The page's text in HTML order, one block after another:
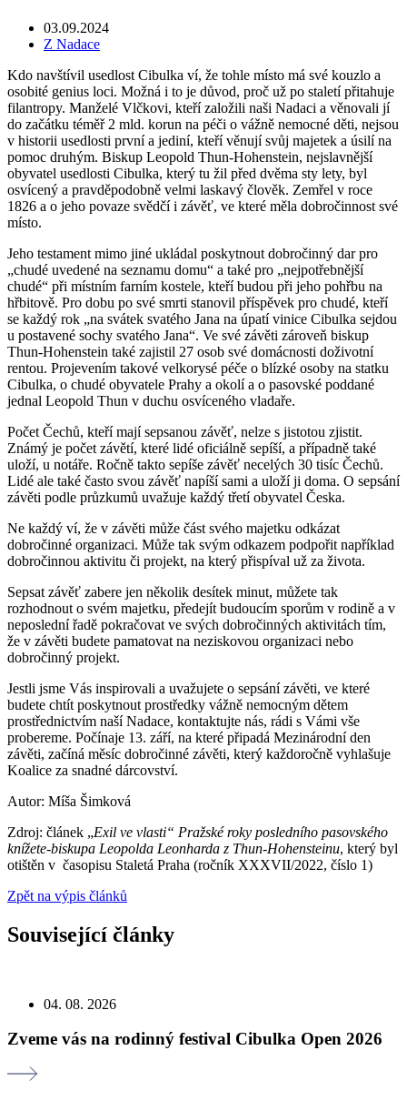
03.09.2024
Z Nadace
Kdo navštívil usedlost Cibulka ví, že tohle místo má své kouzlo a
osobité genius loci. Možná i to je důvod, proč už po staletí přitahuje
filantropy. Manželé Vlčkovi, kteří založili naši Nadaci a věnovali jí
do začátku téměř 2 mld. korun na péči o vážně nemocné děti, nejsou
v historii usedlosti první a jediní, kteří věnují svůj majetek a úsilí na
pomoc druhým. Biskup Leopold Thun-Hohenstein, nejslavnější
obyvatel usedlosti Cibulka, který tu žil před dvěma sty lety, byl
osvícený a pravděpodobně velmi laskavý člověk. Zemřel v roce
1826 a o jeho povaze svědčí i závěť, ve které měla dobročinnost své
místo.
Jeho testament mimo jiné ukládal poskytnout dobročinný dar pro
„chudé uvedené na seznamu domu“ a také pro „nejpotřebnější
chudé“ při místním farním kostele, kteří budou při jeho pohřbu na
hřbitově. Pro dobu po své smrti stanovil příspěvek pro chudé, kteří
se každý rok „na svátek svatého Jana na úpatí vinice Cibulka sejdou
u postavené sochy svatého Jana“. Ve své závěti zároveň biskup
Thun-Hohenstein také zajistil 27 osob své domácnosti doživotní
rentou. Projevením takové velkorysé péče o blízké osoby na statku
Cibulka, o chudé obyvatele Prahy a okolí a o pasovské poddané
jednal Leopold Thun v duchu osvíceného vladaře.
Počet Čechů, kteří mají sepsanou závěť, nelze s jistotou zjistit.
Známý je počet závětí, které lidé oficiálně sepíší, a případně také
uloží, u notáře. Ročně takto sepíše závěť necelých 30 tisíc Čechů.
Lidé ale také často svou závěť napíší sami a uloží ji doma. O sepsání
závěti podle průzkumů uvažuje každý třetí obyvatel Česka.
Ne každý ví, že v závěti může část svého majetku odkázat
dobročinné organizaci. Může tak svým odkazem podpořit například
dobročinnou aktivitu či projekt, na který přispíval už za života.
Sepsat závěť zabere jen několik desítek minut, můžete tak
rozhodnout o svém majetku, předejít budoucím sporům v rodině a v
neposlední řadě pokračovat ve svých dobročinných aktivitách tím,
že v závěti budete pamatovat na neziskovou organizaci nebo
dobročinný projekt.
Jestli jsme Vás inspirovali a uvažujete o sepsání závěti, ve které
budete chtít poskytnout prostředky vážně nemocným dětem
prostřednictvím naší Nadace, kontaktujte nás, rádi s Vámi vše
probereme. Počínaje 13. září, na které připadá Mezinárodní den
závěti, začíná měsíc dobročinné závěti, který každoročně vyhlašuje
Koalice za snadné dárcovství.
Autor: Míša Šimková
Zdroj: článek „Exil ve vlasti“ Pražské roky posledního pasovského
knížete-biskupa Leopolda Leonharda z Thun-Hohensteinu, který byl
otištěn v časopisu Staletá Praha (ročník XXXVII/2022, číslo 1)
Zpět na výpis článků
Související články
04. 08. 2026
Zveme vás na rodinný festival Cibulka Open 2026